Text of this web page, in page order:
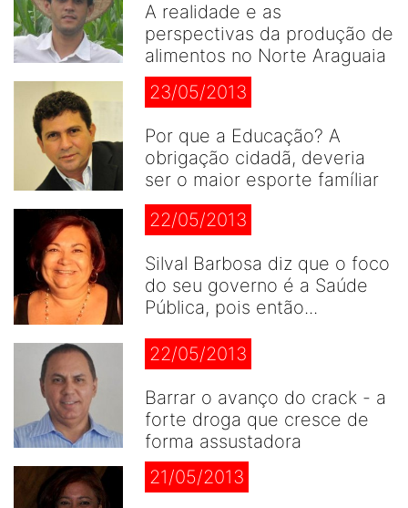
A realidade e as
perspectivas da produção de
alimentos no Norte Araguaia
23/05/2013
Por que a Educação? A
obrigação cidadã, deveria
ser o maior esporte famíliar
22/05/2013
Silval Barbosa diz que o foco
do seu governo é a Saúde
Pública, pois então...
22/05/2013
Barrar o avanço do crack - a
forte droga que cresce de
forma assustadora
21/05/2013